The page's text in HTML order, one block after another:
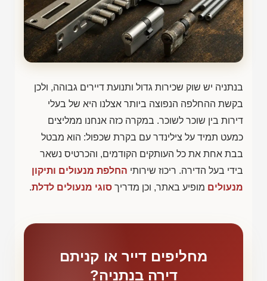
בנתניה יש שוק שכירות גדול ותנועת דיירים גבוהה, ולכן
בקשת ההחלפה הנפוצה ביותר אצלנו היא של בעלי
דירות בין שוכר לשוכר. במקרה כזה אנחנו ממליצים
כמעט תמיד על צילינדר עם בקרת שכפול: הוא מבטל
בבת אחת את כל העותקים הקודמים, והכרטיס נשאר
בידי בעל הדירה. ריכוז שירותי החלפת מנעולים ותיקון
מנעולים מופיע באתר, וכן מדריך סוגי מנעולים לדלת.
מחליפים דייר או קניתם
דירה בנתניה?